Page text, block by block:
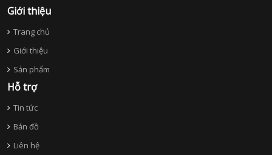
Giới thiệu
Trang chủ
Giới thiệu
Sản phẩm
Hỗ trợ
Tin tức
Bản đồ
Liên hệ